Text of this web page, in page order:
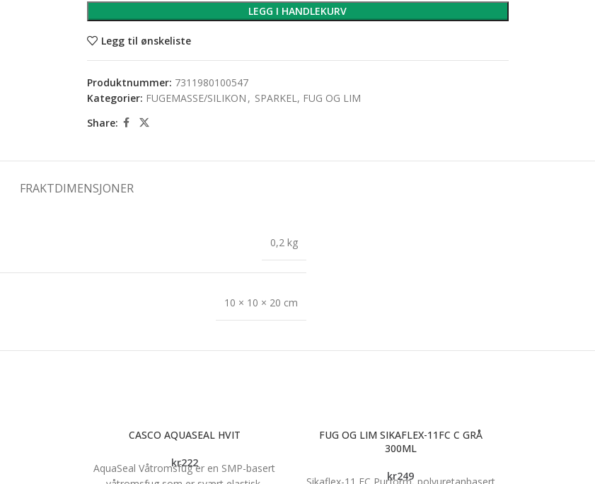
LEGG I HANDLEKURV
Legg til ønskeliste
Produktnummer: 7311980100547
Kategorier: FUGEMASSE/SILIKON , SPARKEL, FUG OG LIM
Share:
FRAKTDIMENSJONER
0,2 kg
10 × 10 × 20 cm
CASCO AQUASEAL HVIT
kr222
AquaSeal Våtromsfug er en SMP-basert
FUG OG LIM SIKAFLEX-11FC C GRÅ
300ML
kr249